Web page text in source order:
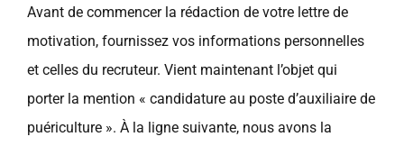
Avant de commencer la rédaction de votre lettre de
motivation, fournissez vos informations personnelles
et celles du recruteur. Vient maintenant l’objet qui
porter la mention « candidature au poste d’auxiliaire de
puériculture ». À la ligne suivante, nous avons la